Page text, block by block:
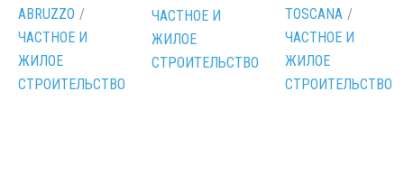
ABRUZZO /
ЧАСТНОЕ И
ЖИЛОЕ
СТРОИТЕЛЬСТВО
ЧАСТНОЕ И
ЖИЛОЕ
СТРОИТЕЛЬСТВО
TOSCANA /
ЧАСТНОЕ И
ЖИЛОЕ
СТРОИТЕЛЬСТВО